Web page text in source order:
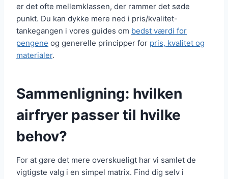
er det ofte mellemklassen, der rammer det søde
punkt. Du kan dykke mere ned i pris/kvalitet-
tankegangen i vores guides om bedst værdi for
pengene og generelle principper for pris, kvalitet og
materialer.
Sammenligning: hvilken
airfryer passer til hvilke
behov?
For at gøre det mere overskueligt har vi samlet de
vigtigste valg i en simpel matrix. Find dig selv i